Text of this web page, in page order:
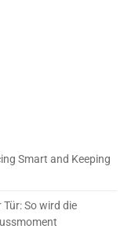
Smart and Keeping
So wird die